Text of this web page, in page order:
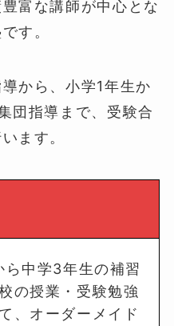
富な講師が中心とな
す。
から、小学1年生か
団指導まで、受験合
ます。
ら中学3年生の補習
の授業・受験勉強
、オーダーメイド